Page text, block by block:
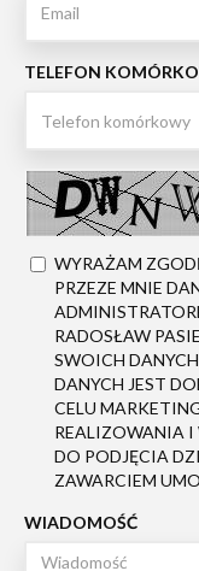
TELEFON
WYRAŻAM
PRZEZE MNIE
RADOSŁAW
SWOICH
DANYCH JEST
CELU
REALIZOWANIA I
DO PODJĘCIA
ZAWARCIEM
WIADOMOŚĆ